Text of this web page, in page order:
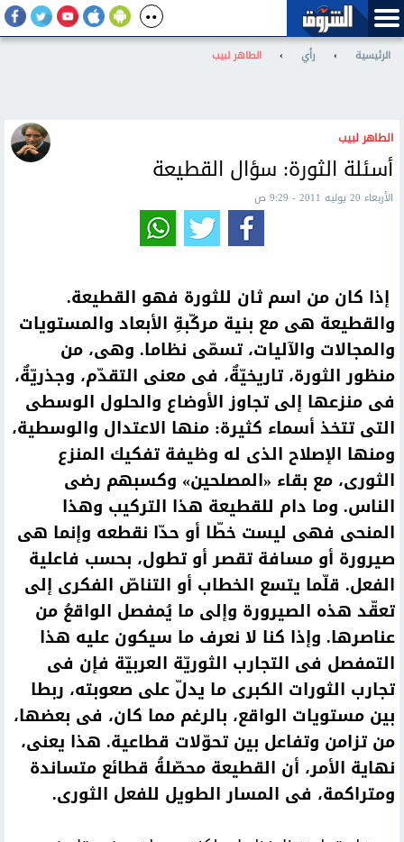
الرئيسية › رأي › الطاهر لبيب
الطاهر لبيب
أسئلة الثورة: سؤال القطيعة
الأربعاء 20 يوليه 2011 - 9:29 ص
إذا كان من اسم ثان للثورة فهو القطيعة.
والقطيعة هى مع بنية مركّبةِ الأبعاد والمستويات
والمجالات والآليات، تسمّى نظاما. وهى، من
منظور الثورة، تاريخيّةٌ، فى معنى التقدّم، وجذريّةٌ،
فى منزعها إلى تجاوز الأوضاع والحلول الوسطى
التى تتخذ أسماء كثيرة: منها الاعتدال والوسطية،
ومنها الإصلاح الذى له وظيفة تفكيك المنزع
الثورى، مع بقاء «المصلحين» وكسبهم رضى
الناس. وما دام للقطيعة هذا التركيب وهذا
المنحى فهى ليست خطّا أو حدّا نقطعه وإنما هى
صيرورة أو مسافة تقصر أو تطول، بحسب فاعلية
الفعل. قلّما يتسع الخطاب أو التناصّ الفكرى إلى
تعقّد هذه الصيرورة وإلى ما يُمفصل الواقعُ من
عناصرها. وإذا كنا لا نعرف ما سيكون عليه هذا
التمفصل فى التجارب الثوريّة العربيّة فإن فى
تجارب الثورات الكبرى ما يدلّ على صعوبته، ربطا
بين مستويات الواقع، بالرغم مما كان، فى بعضها،
من تزامن وتفاعل بين تحوّلات قطاعية. هذا يعنى،
نهاية الأمر، أن القطيعة محصّلةُ قطائع متساندة
ومتراكمة، فى المسار الطويل للفعل الثورى.